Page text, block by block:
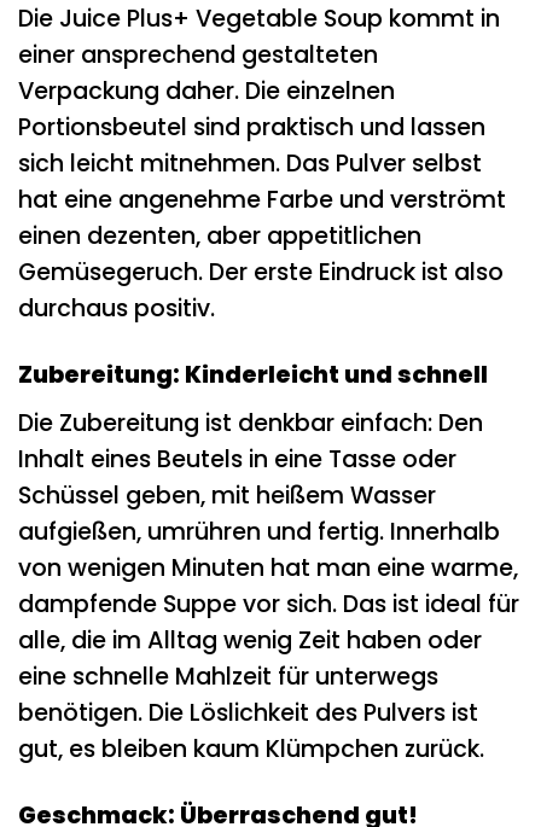
Die Juice Plus+ Vegetable Soup kommt in
einer ansprechend gestalteten
Verpackung daher. Die einzelnen
Portionsbeutel sind praktisch und lassen
sich leicht mitnehmen. Das Pulver selbst
hat eine angenehme Farbe und verströmt
einen dezenten, aber appetitlichen
Gemüsegeruch. Der erste Eindruck ist also
durchaus positiv.
Zubereitung: Kinderleicht und schnell
Die Zubereitung ist denkbar einfach: Den
Inhalt eines Beutels in eine Tasse oder
Schüssel geben, mit heißem Wasser
aufgießen, umrühren und fertig. Innerhalb
von wenigen Minuten hat man eine warme,
dampfende Suppe vor sich. Das ist ideal für
alle, die im Alltag wenig Zeit haben oder
eine schnelle Mahlzeit für unterwegs
benötigen. Die Löslichkeit des Pulvers ist
gut, es bleiben kaum Klümpchen zurück.
Geschmack: Überraschend gut!